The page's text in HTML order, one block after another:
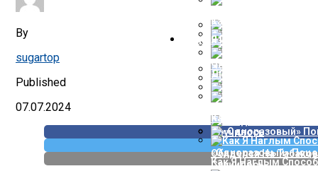
Что Входит В Состав
Вы Не
5 Правил Сна Для
Мата Хари —
25 Лет Луи Де Фюнес
Обиделся На
Случилось
Как Реагировать На
Чего Достойна
«Одноразовый»
СЕМЬЯ И ЛЮБОВЬ
Любовь, Рожденная
Как Любили В
Как Я Наглым
By
sugartop
Published
07.07.2024